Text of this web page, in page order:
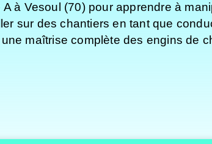
à Vesoul (70) pour apprendre à
sur des chantiers en tant que
maîtrise complète des engins de